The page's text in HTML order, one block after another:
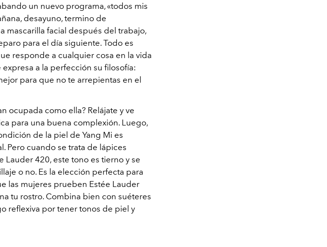
un nuevo programa, «todos mis
desayuno, termino de
mascarilla facial después del trabajo,
para el día siguiente. Todo es
responde a cualquier cosa en la vida
a la perfección su filosofía:
para que no te arrepientas en el
ocupada como ella? Relájate y ve
para una buena complexión. Luego,
de la piel de Yang Mi es
Pero cuando se trata de lápices
Lauder 420, este tono es tierno y se
o no. Es la elección perfecta para
las mujeres prueben Estée Lauder
tu rostro. Combina bien con suéteres
reflexiva por tener tonos de piel y